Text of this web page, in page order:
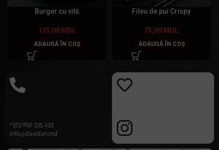
Burger cu vită
135,00 MDL
ADAUGĂ ÎN COȘ
Fileu de pui Crispy
75,00 MDL
ADAUGĂ ÎN COȘ
+373 (69) 335 233
info@davidan.md